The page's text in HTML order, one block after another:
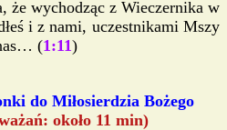
że wychodząc z Wieczernika w
i z nami, uczestnikami Mszy
(1:11)
do Miłosierdzia Bożego
około 11 min)